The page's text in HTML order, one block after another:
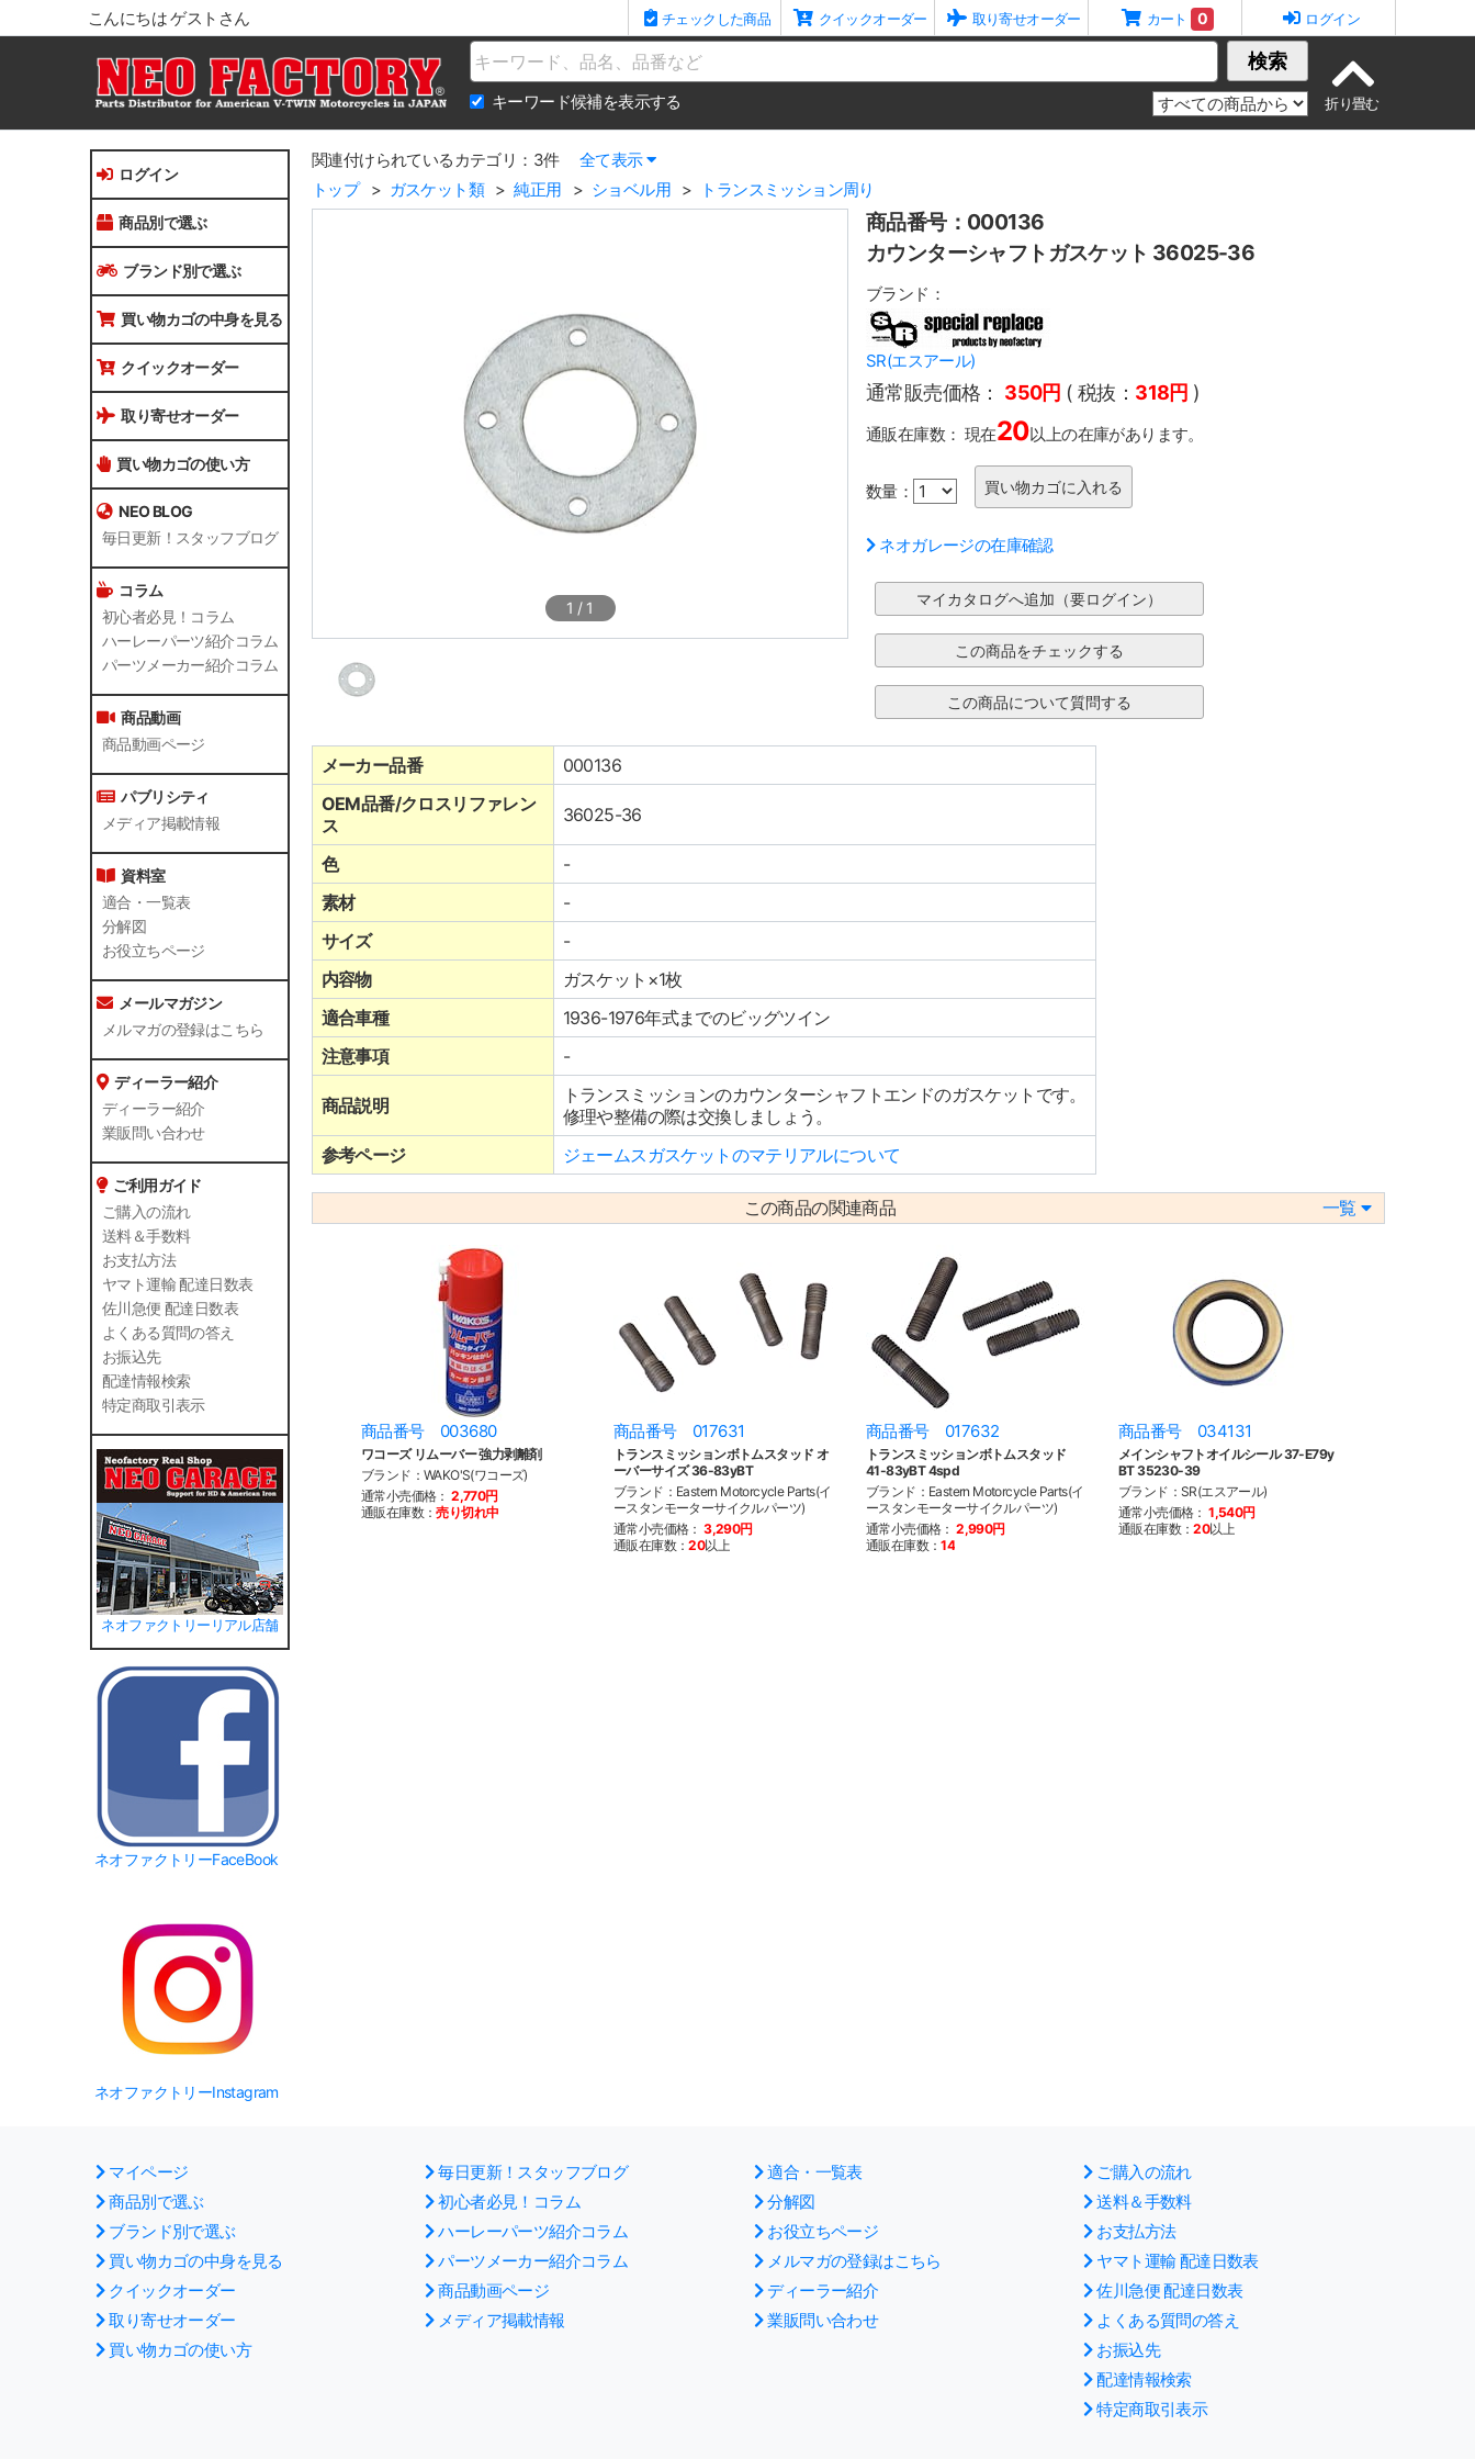
こんにちは ゲストさん チェックした商品 クイックオーダー 取り寄せオーダー カート 0 ログイン
Name 検索
キーワード候補を表示する
ログイン
商品別で選ぶ
ブランド別で選ぶ
買い物カゴの中身を見る
クイックオーダー
取り寄せオーダー
買い物カゴの使い方
NEO BLOG
毎日更新！スタッフブログ
コラム
初心者必見！コラム
ハーレーパーツ紹介コラム
パーツメーカー紹介コラム
商品動画
商品動画ページ
パブリシティ
メディア掲載情報
資料室
適合・一覧表
分解図
お役立ちページ
メールマガジン
メルマガの登録はこちら
ディーラー紹介
ディーラー紹介
業販問い合わせ
ご利用ガイド
ご購入の流れ
送料＆手数料
お支払方法
ヤマト運輸 配達日数表
佐川急便 配達日数表
よくある質問の答え
お振込先
配達情報検索
特定商取引表示
ネオファクトリーリアル店舗
ネオファクトリーFaceBook
ネオファクトリーInstagram
関連付けられているカテゴリ：3件
全て表示
トップ
ガスケット類 純正用 ショベル用 トランスミッション周り
1 / 1
商品番号：000136
カウンターシャフトガスケット 36025-36
ブランド：
SR(エスアール)
通常販売価格： 350円 ( 税抜： 318円 )
通販在庫数： 現在20以上の在庫があります。
数量：
ネオガレージの在庫確認
メーカー品番
000136
OEM品番/クロスリファレン
ス
36025-36
色
-
素材
-
サイズ
-
内容物
ガスケット×1枚
適合車種
1936-1976年式までのビッグツイン
注意事項
-
商品説明
トランスミッションのカウンターシャフトエンドのガスケットです。
修理や整備の際は交換しましょう。
参考ページ
ジェームスガスケットのマテリアルについて
この商品の関連商品 一覧
商品番号 003680
ワコーズ リムーバー 強力剥離剤
ブランド：WAKO'S(ワコーズ)
通常小売価格： 2,770円
通販在庫数：売り切れ中
商品番号 017631
トランスミッションボトムスタッド オ
ーバーサイズ 36-83yBT
ブランド：Eastern Motorcycle Parts(イ
ースタンモーターサイクルパーツ)
通常小売価格： 3,290円
通販在庫数：20以上
商品番号 017632
トランスミッションボトムスタッド
41-83yBT 4spd
ブランド：Eastern Motorcycle Parts(イ
ースタンモーターサイクルパーツ)
通常小売価格： 2,990円
通販在庫数：14
商品番号 034131
メインシャフトオイルシール 37-E79y
BT 35230-39
ブランド：SR(エスアール)
通常小売価格： 1,540円
通販在庫数：20以上
マイページ
商品別で選ぶ
ブランド別で選ぶ
買い物カゴの中身を見る
クイックオーダー
取り寄せオーダー
買い物カゴの使い方
毎日更新！スタッフブログ
初心者必見！コラム
ハーレーパーツ紹介コラム
パーツメーカー紹介コラム
商品動画ページ
メディア掲載情報
適合・一覧表
分解図
お役立ちページ
メルマガの登録はこちら
ディーラー紹介
業販問い合わせ
ご購入の流れ
送料＆手数料
お支払方法
ヤマト運輸 配達日数表
佐川急便 配達日数表
よくある質問の答え
お振込先
配達情報検索
特定商取引表示